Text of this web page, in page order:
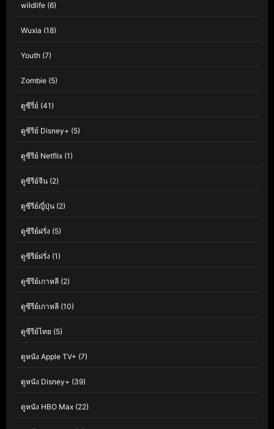
wildlife (6)
Wuxia (18)
Youth (7)
Zombie (5)
ดูซีรี่ย์ (41)
ดูซีรีย์ Disney+ (5)
ดูซีรีย์ Netflix (1)
ดูซีรีย์จีน (2)
ดูซีรีย์ญี่ปุ่น (2)
ดูซีรีย์ฝรั่ง (5)
ดูซีรีย์ฝรั่ง (1)
ดูซีรีย์เกาหลี (2)
ดูซีรีย์เกาหลี (10)
ดูซีรีย์ไทย (5)
ดูหนัง Apple TV+ (7)
ดูหนัง Disney+ (39)
ดูหนัง HBO Max (22)